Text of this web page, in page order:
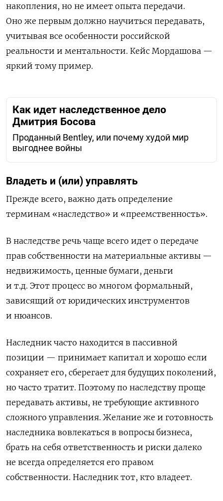
накопления, но не имеет опыта передачи.
Оно же первым должно научиться передавать,
учитывая все особенности российской
реальности и ментальности. Кейс Мордашова —
яркий тому пример.
Как идет наследственное дело
Дмитрия Босова
Проданный Bentley, или почему худой мир
выгоднее войны
Владеть и (или) управлять
Прежде всего, важно дать определение
терминам «наследство» и «преемственность».
В наследстве речь чаще всего идет о передаче
прав собственности на материальные активы —
недвижимость, ценные бумаги, деньги
и т.д. Этот процесс во многом формальный,
зависящий от юридических инструментов
и нюансов.
Наследник часто находится в пассивной
позиции — принимает капитал и хорошо если
сохраняет его, сберегает для будущих поколений,
но часто тратит. Поэтому по наследству проще
передавать активы, не требующие активного
сложного управления. Желание же и готовность
наследника вовлекаться в вопросы бизнеса,
брать на себя ответственность и риски далеко
не всегда определяется его правом
собственности. Наследник тот, кто владеет.